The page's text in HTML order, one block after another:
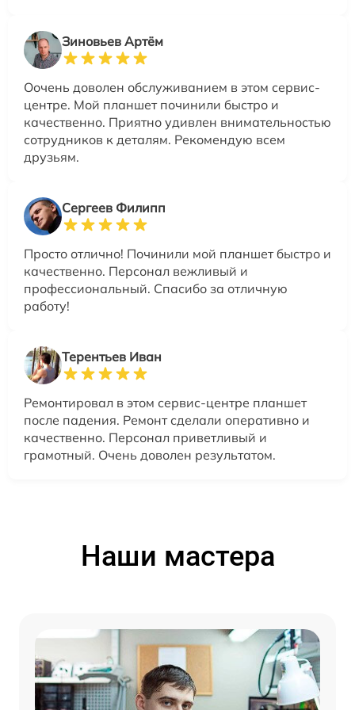
Зиновьев Артём
Оочень доволен обслуживанием в этом сервис-
центре. Мой планшет починили быстро и
качественно. Приятно удивлен внимательностью
сотрудников к деталям. Рекомендую всем
друзьям.
Сергеев Филипп
Просто отлично! Починили мой планшет быстро и
качественно. Персонал вежливый и
профессиональный. Спасибо за отличную
работу!
Терентьев Иван
Ремонтировал в этом сервис-центре планшет
после падения. Ремонт сделали оперативно и
качественно. Персонал приветливый и
грамотный. Очень доволен результатом.
Наши мастера